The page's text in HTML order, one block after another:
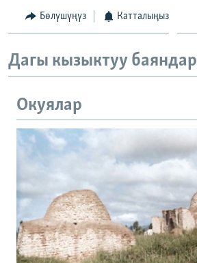
Бөлүшүңүз Катталыңыз
Дагы кызыктуу баяндар
Окуялар